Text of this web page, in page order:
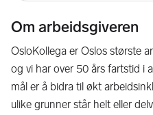
Om arbeidsgiveren
OsloKollega er Oslos største
og vi har over 50 års fartstid i
mål er å bidra til økt
ulike grunner står helt eller